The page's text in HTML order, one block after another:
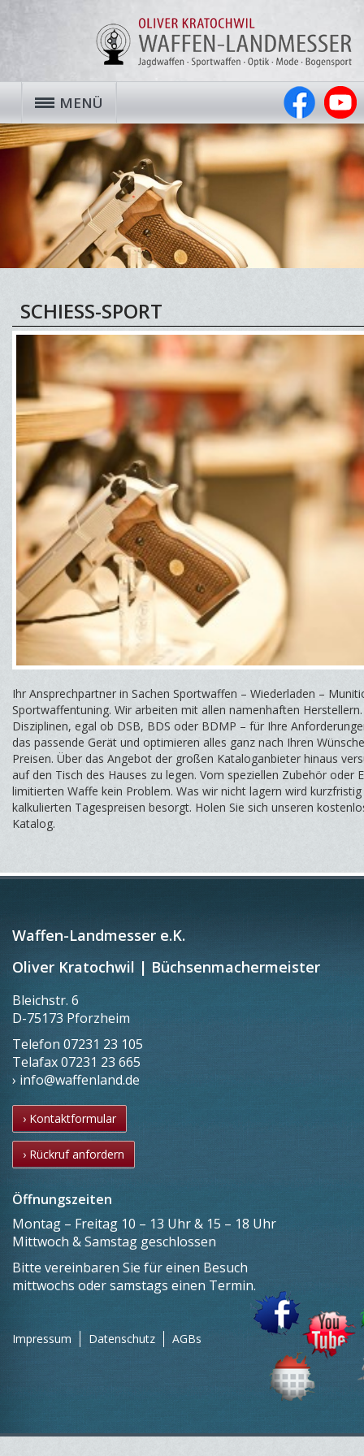
MENÜ
SCHIESS-SPORT
Ihr Ansprechpartner in Sachen Sportwaffen – Wiederladen –
Sportwaffentuning. Wir arbeiten mit allen namenhaften
Disziplinen, egal ob DSB, BDS oder BDMP – für Ihre
das passende Gerät und optimieren alles ganz nach Ihren
Preisen. Über das Angebot der großen Kataloganbieter hinaus
auf den Tisch des Hauses zu legen. Vom speziellen Zubehör oder
limitierten Waffe kein Problem. Was wir nicht lagern wird
kalkulierten Tagespreisen besorgt. Holen Sie sich unseren
Katalog.
Waffen-Landmesser e.K.
Oliver Kratochwil | Büchsenmachermeister
Bleichstr. 6
D-75173 Pforzheim
Telefon 07231 23 105
Telafax07231 23 665
› info@waffenland.de
› Kontaktformular
› Rückruf anfordern
Öffnungszeiten
Montag – Freitag 10 – 13 Uhr & 15 – 18 Uhr
Mittwoch & Samstag geschlossen
Bitte vereinbaren Sie für einen Besuch
mittwochs oder samstags einen Termin.
Impressum Datenschutz AGBs